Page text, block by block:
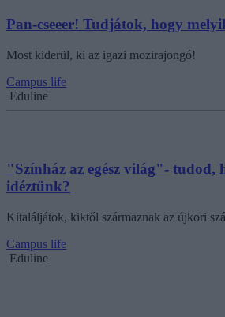
Pan-cseeer! Tudjátok, hogy
Most kiderül, ki az igazi mozirajongó!
Campus life
Eduline
"Színház az egész világ"- tudod,
idéztünk?
Kitaláljátok, kiktől származnak az újkori
Campus life
Eduline